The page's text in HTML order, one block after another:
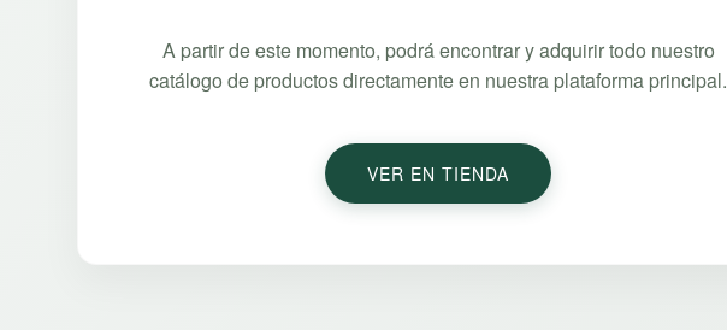
A partir de este momento, podrá encontrar y adquirir todo nuestro
catálogo de productos directamente en nuestra plataforma principal.
VER EN TIENDA